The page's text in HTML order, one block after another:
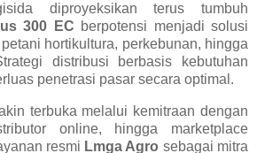
diproyeksikan terus tumbuh
300 EC berpotensi menjadi solusi
hortikultura, perkebunan, hingga
distribusi berbasis kebutuhan
penetrasi pasar secara optimal.
terbuka melalui kemitraan dengan
online, hingga marketplace
resmi Lmga Agro sebagai mitra